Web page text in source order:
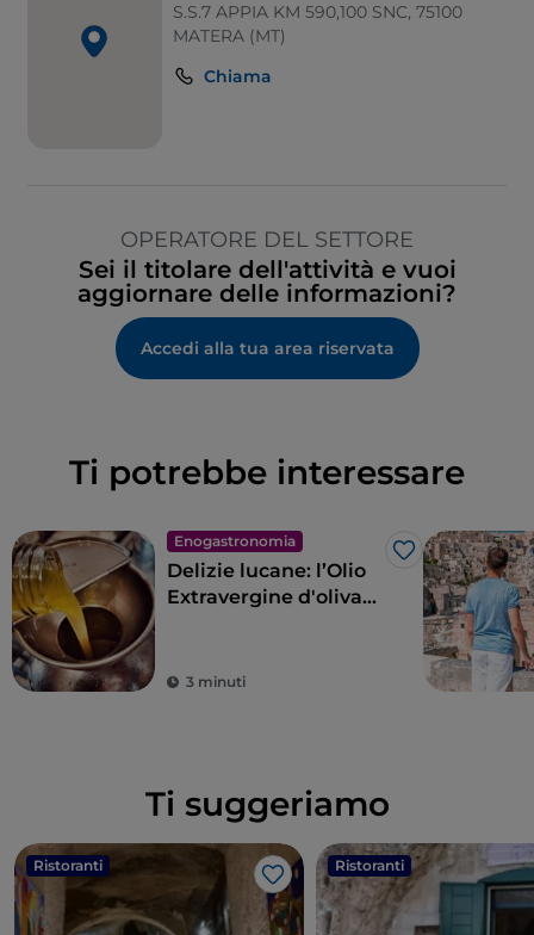
Sala da ballo
Zona bambini
S.S.7 APPIA KM 590,100 SNC, 75100
MATERA (MT)
Chiama
OPERATORE DEL SETTORE
Sei il titolare dell'attività e vuoi
aggiornare delle informazioni?
Accedi alla tua area riservata
Ti potrebbe interessare
Enogastronomia
Like
Delizie lucane: l’Olio
Extravergine d'oliva
3 minuti
Ti suggeriamo
Ristoranti
Like
Ristoranti